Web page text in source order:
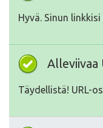
Hyvä. Sinun
Täydellistä! URL-